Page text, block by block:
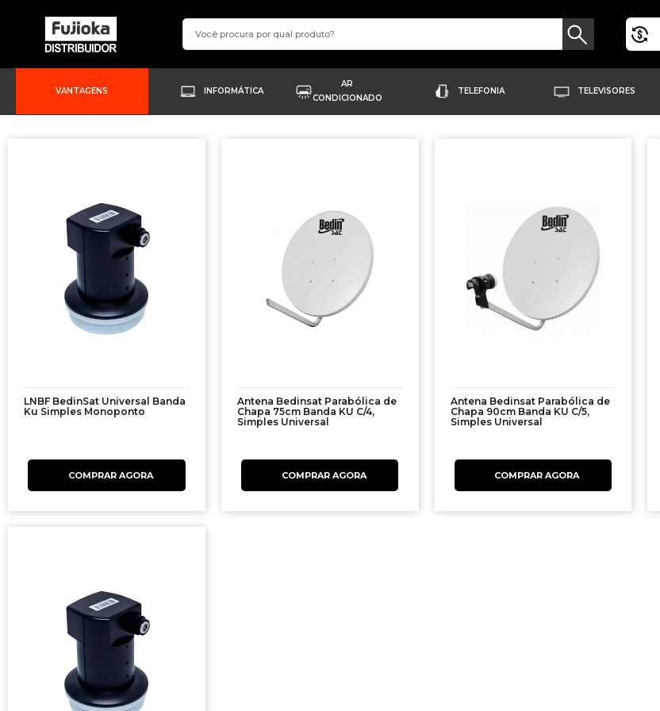
VANTAGENS INFORMÁTICA
AR
CONDICIONADO
TELEFONIA TELEVISORES
LNBF BedinSat Universal Banda
Ku Simples Monoponto
Antena Bedinsat Parabólica de
Chapa 75cm Banda KU C/4,
Simples Universal
Antena Bedinsat Parabólica de
Chapa 90cm Banda KU C/5,
Simples Universal